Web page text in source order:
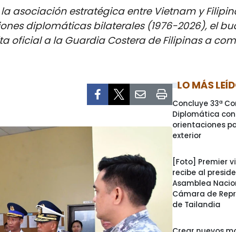
asociación estratégica entre Vietnam y
diplomáticas bilaterales (1976-2026), el
oficial a la Guardia Costera de Filipinas a
LO MÁS
Concluye 33ª
Diplomática
orientaciones
exterior
[Foto] Premier
recibe al
Asamblea
Cámara de
de Tailandia